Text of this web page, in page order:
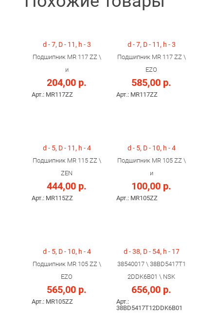
d - 7, D - 11, h - 3
Подшипник MR 117 ZZ \
и
204,00 р.
Арт.: MR117ZZ
d - 7, D - 11, h - 3
Подшипник MR 117 ZZ \
EZO
585,00 р.
Арт.: MR117ZZ
d - 5, D - 11, h - 4
Подшипник MR 115 ZZ \
ZEN
444,00 р.
Арт.: MR115ZZ
d - 5, D - 10, h - 4
Подшипник MR 105 ZZ \
и
100,00 р.
Арт.: MR105ZZ
d - 5, D - 10, h - 4
Подшипник MR 105 ZZ \
EZO
565,00 р.
Арт.: MR105ZZ
d - 38, D - 54, h - 17
38540017 \ 38BD5417T1
2DDK6B01 \ NSK
656,00 р.
Арт.:
38BD5417T12DDK6B01